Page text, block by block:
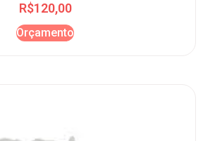
R$120,00
Orçamento